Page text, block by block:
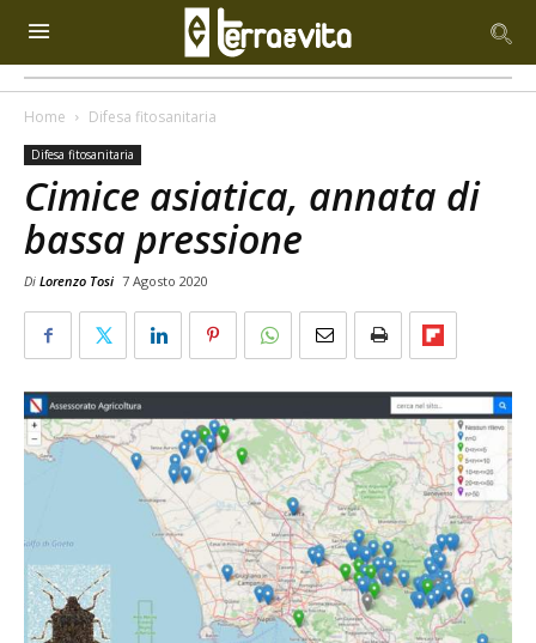
Home Difesa fitosanitaria
Difesa fitosanitaria
Cimice asiatica, annata di
bassa pressione
Di Lorenzo Tosi 7 Agosto 2020